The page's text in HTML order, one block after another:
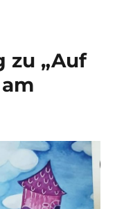
zu „Auf